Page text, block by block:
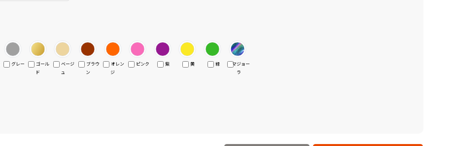
グレー
ゴール
ド
ベージ
ュ
ブラウ
ン
オレン
ジ
ピンク 紫 黄 緑
マジョー
ラ